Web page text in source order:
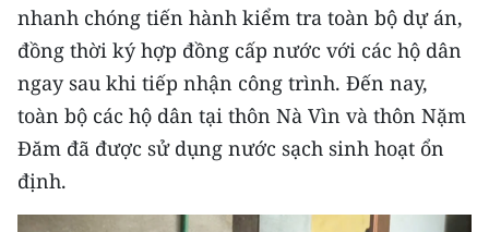
nhanh chóng tiến hành kiểm tra toàn bộ dự án,
đồng thời ký hợp đồng cấp nước với các hộ dân
ngay sau khi tiếp nhận công trình. Đến nay,
toàn bộ các hộ dân tại thôn Nà Vìn và thôn Nặm
Đăm đã được sử dụng nước sạch sinh hoạt ổn
định.